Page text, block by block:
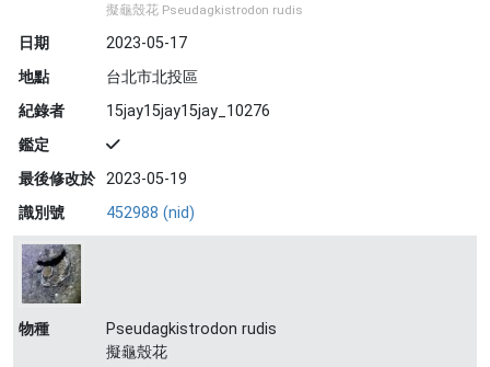
擬龜殼花 Pseudagkistrodon rudis
日期
2023-05-17
地點
台北市北投區
紀錄者
15jay15jay15jay_10276
鑑定
最後修改於 2023-05-19
識別號
452988 (nid)
物種
Pseudagkistrodon rudis
擬龜殼花